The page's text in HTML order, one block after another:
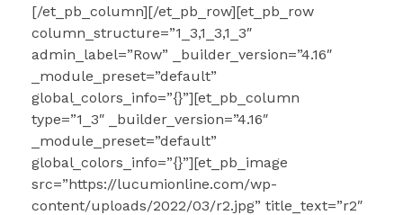
[/et_pb_column][/et_pb_row][et_pb_row
column_structure=”1_3,1_3,1_3″
admin_label=”Row” _builder_version=”4.16″
_module_preset=”default”
global_colors_info=”{}”][et_pb_column
type=”1_3″ _builder_version=”4.16″
_module_preset=”default”
global_colors_info=”{}”][et_pb_image
src=”https://lucumionline.com/wp-
content/uploads/2022/03/r2.jpg” title_text=”r2″